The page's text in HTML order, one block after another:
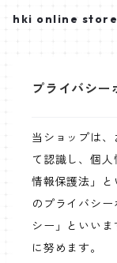
hki online store
プライバシー
当ショップは
て認識し、個
情報保護法」
のプライバシ
シー」といい
に努めます。